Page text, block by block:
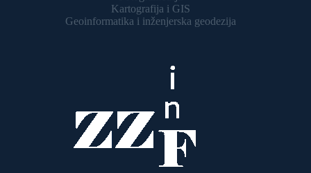
Kartografija i GIS
Geoinformatika i inženjerska geodezija